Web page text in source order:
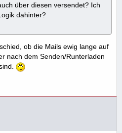
über diesen versendet? Ich
dahinter?
ob die Mails ewig lange auf
nach dem Senden/Runterladen